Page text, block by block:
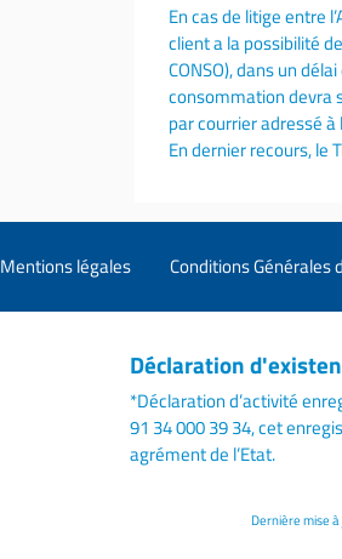
En cas de litige entre
client a la possibilité
CONSO), dans un
consommation devra
par courrier adressé à
En dernier recours, le
Mentions légales Conditions Générales
Déclaration
*Déclaration d’activité
91 34 000 39 34, cet
agrément de l’Etat.
Dernière mise